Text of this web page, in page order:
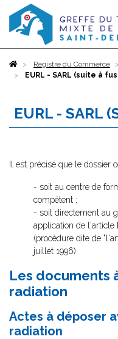
AccueilRegistre du Commerce
EURL - SARL (suite à
EURL - SARL
Il est précisé que le dossier
- soit au centre de
compétent ;
- soit directement au
application de l'article
(procédure dite de
juillet 1996)
Les documents
radiation
Actes à déposer
radiation